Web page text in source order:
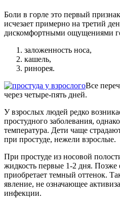
Боли в горле это первый
исчезает примерно на третий
дискомфортными ощущениями
заложенность носа,
кашель,
ринорея.
Все
через четыре-пять дней.
У взрослых людей редко
простудного заболевания,
температура. Дети чаще
при простуде, нежели взрослые.
При простуде из носовой
жидкость первые 1-2 дня. Позже
приобретает темный оттенок.
явление, не означающее
инфекции.